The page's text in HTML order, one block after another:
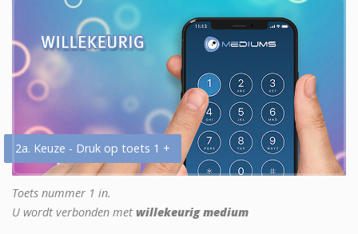
2a. Keuze - Druk op toets 1 +
Toets nummer 1 in.
U wordt verbonden met willekeurig medium